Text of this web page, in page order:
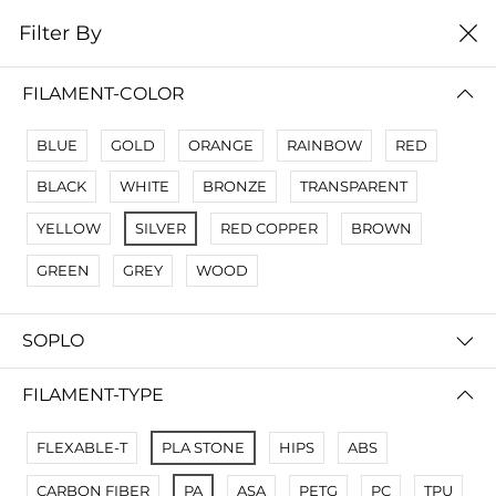
0
No Results
Not Found Filters1
Not Found Filters2
Filter By
FILAMENT-COLOR
BLUE GOLD ORANGE RAINBOW RED
BLACK WHITE BRONZE TRANSPARENT
YELLOW SILVER RED COPPER BROWN
GREEN GREY WOOD
SOPLO
FILAMENT-TYPE
FLEXABLE-T PLA STONE HIPS ABS
CARBON FIBER PA ASA PETG PC TPU